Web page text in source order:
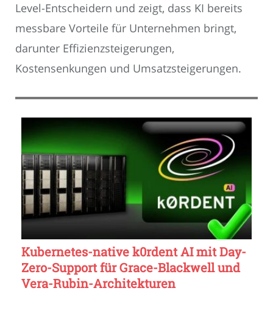
Level-Entscheidern und zeigt, dass KI bereits
messbare Vorteile für Unternehmen bringt,
darunter Effizienzsteigerungen,
Kostensenkungen und Umsatzsteigerungen.
Kubernetes-native k0rdent AI mit Day-
Zero-Support für Grace-Blackwell und
Vera-Rubin-Architekturen